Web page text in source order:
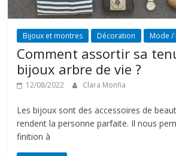
Bijoux et montres Décoration Mode /
Comment assortir sa
bijoux arbre de vie ?
12/08/2022 Clara Monfia
Les bijoux sont des accessoires de
rendent la personne parfaite. Il nous
finition à